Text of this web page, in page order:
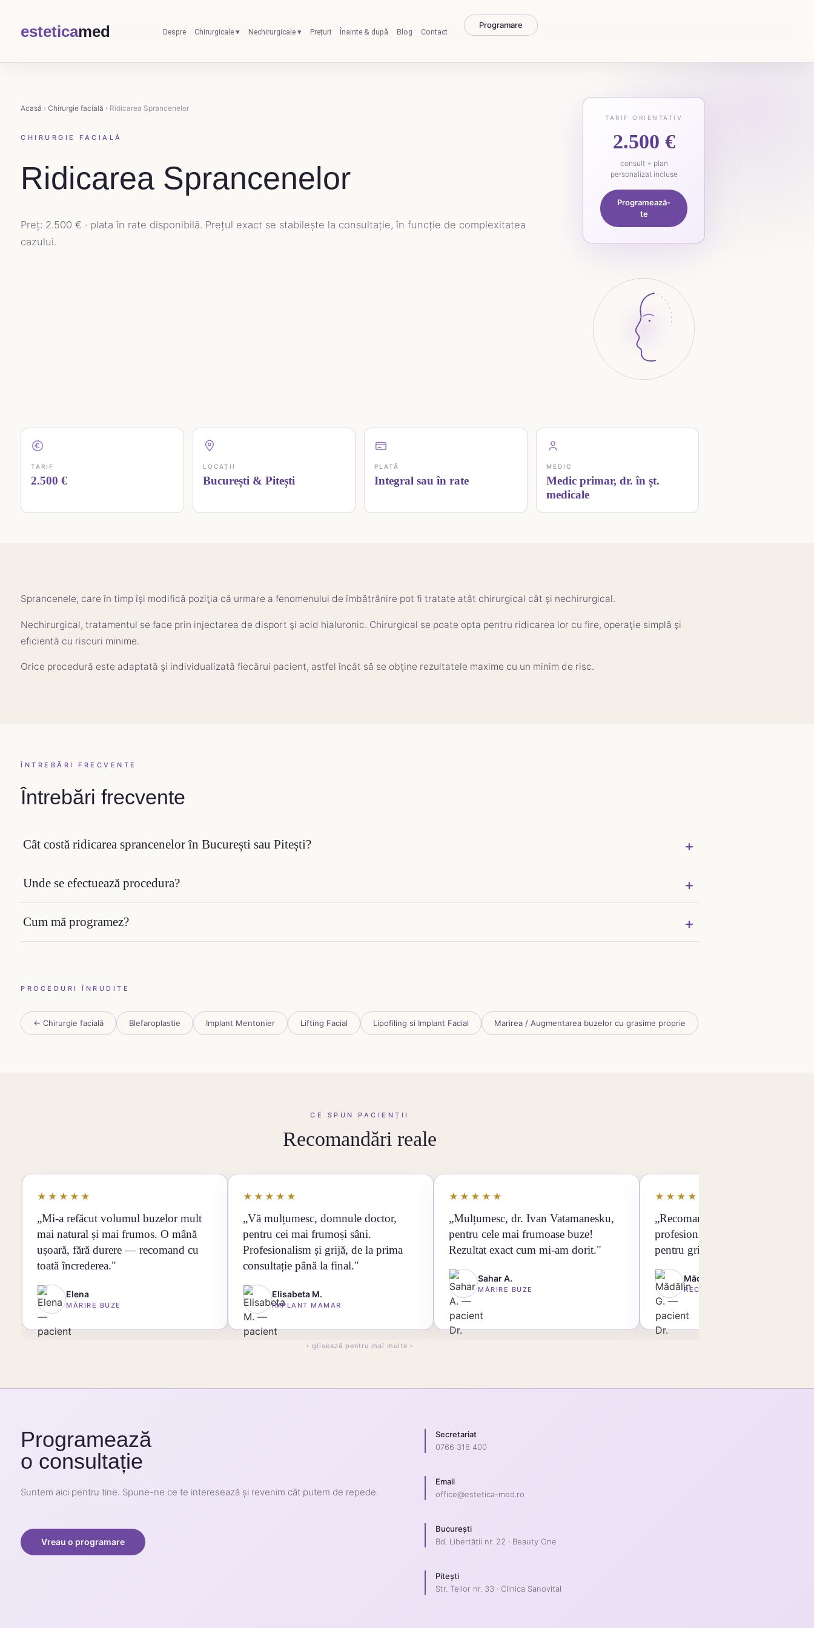
esteticamed Despre Chirurgicale ▾ Nechirurgicale ▾ Prețuri Înainte & după Blog Contact
Programare
Acasă › Chirurgie facială › Ridicarea Sprancenelor
CHIRURGIE FACIALĂ
Ridicarea Sprancenelor
Preț: 2.500 € · plata în rate disponibilă. Prețul exact se stabilește la consultație, în funcție de complexitatea
cazului.
TARIF ORIENTATIV
2.500 €
consult + plan
personalizat incluse
Programează-
te
TARIF
2.500 €
LOCAȚII
București & Pitești
PLATĂ
Integral sau în rate
MEDIC
Medic primar, dr. în șt.
medicale
Sprancenele, care în timp îşi modifică poziţia că urmare a fenomenului de îmbătrânire pot fi tratate atât chirurgical cât şi nechirurgical.
Nechirurgical, tratamentul se face prin injectarea de disport şi acid hialuronic. Chirurgical se poate opta pentru ridicarea lor cu fire, operaţie simplă şi
eficientă cu riscuri minime.
Orice procedură este adaptată şi individualizată fiecărui pacient, astfel încât să se obţine rezultatele maxime cu un minim de risc.
ÎNTREBĂRI FRECVENTE
Întrebări frecvente
Cât costă ridicarea sprancenelor în București sau Pitești?
Unde se efectuează procedura?
Cum mă programez?
PROCEDURI ÎNRUDITE
← Chirurgie facială Blefaroplastie Implant Mentonier Lifting Facial Lipofiling si Implant Facial Marirea / Augmentarea buzelor cu grasime proprie
CE SPUN PACIENȚII
Recomandări reale
★★★★★
„Mi-a refăcut volumul buzelor mult
mai natural și mai frumos. O mână
ușoară, fără durere — recomand cu
toată încrederea."
Elena
MĂRIRE BUZE
★★★★★
„Vă mulțumesc, domnule doctor,
pentru cei mai frumoși sâni.
Profesionalism și grijă, de la prima
consultație până la final."
Elisabeta M.
IMPLANT MAMAR
★★★★★
„Mulțumesc, dr. Ivan Vatamanesku,
pentru cele mai frumoase buze!
Rezultat exact cum mi-am dorit."
Sahar A.
MĂRIRE BUZE
★★★★★
„Recomand cu încredere cel mai
profesionist doctor. Mulțumesc
pentru grija și rezultatele
Mădălin G.
RECOMANDARE
‹ glisează pentru mai multe ›
Programează
o consultație
Suntem aici pentru tine. Spune-ne ce te interesează și revenim cât putem de repede.
Vreau o programare
Secretariat
0766 316 400
Email
office@estetica-med.ro
București
Bd. Libertății nr. 22 · Beauty One
Pitești
Str. Teilor nr. 33 · Clinica Sanovital